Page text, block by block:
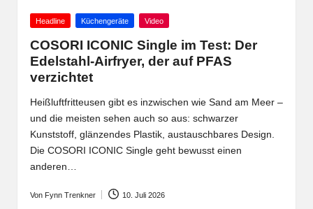
Posted
Headline Küchengeräte Video
COSORI ICONIC Single im Test: Der
Edelstahl-Airfryer, der auf PFAS
verzichtet
Heißluftfritteusen gibt es inzwischen wie Sand am Meer –
und die meisten sehen auch so aus: schwarzer
Kunststoff, glänzendes Plastik, austauschbares Design.
Die COSORI ICONIC Single geht bewusst einen
anderen…
Posted
Von Fynn Trenkner 10. Juli 2026